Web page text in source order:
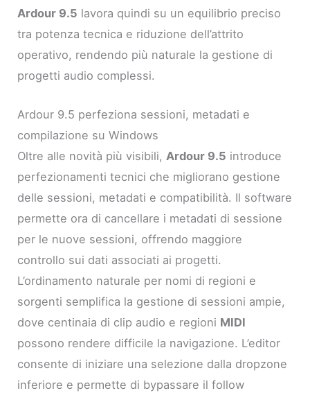
Ardour 9.5 lavora quindi su un equilibrio preciso
tra potenza tecnica e riduzione dell’attrito
operativo, rendendo più naturale la gestione di
progetti audio complessi.
Ardour 9.5 perfeziona sessioni, metadati e
compilazione su Windows
Oltre alle novità più visibili,Ardour 9.5 introduce
perfezionamenti tecnici che migliorano gestione
delle sessioni, metadati e compatibilità. Il software
permette ora di cancellare i metadati di sessione
per le nuove sessioni, offrendo maggiore
controllo sui dati associati ai progetti.
L’ordinamento naturale per nomi di regioni e
sorgenti semplifica la gestione di sessioni ampie,
dove centinaia di clip audio e regioni MIDI
possono rendere difficile la navigazione. L’editor
consente di iniziare una selezione dalla dropzone
inferiore e permette di bypassare il follow